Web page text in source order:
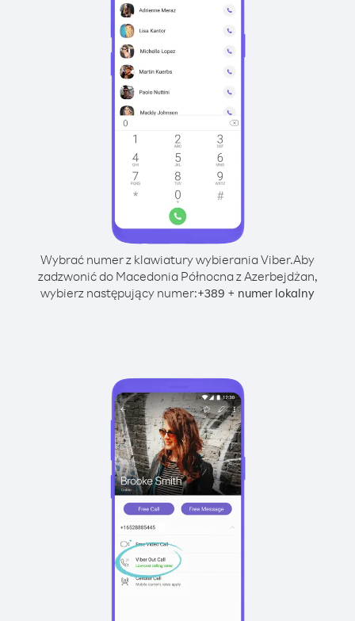
Wybrać numer z klawiatury wybierania Viber.Aby
zadzwonić do Macedonia Północna z Azerbejdżan,
wybierz następujący numer:+389 + numer lokalny